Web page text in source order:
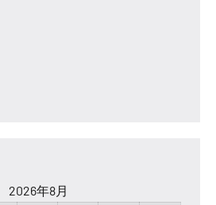
2026年8月